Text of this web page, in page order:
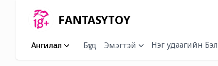
FANTASYTOY
Ангилал Бүгд Эмэгтэй Нэг удаагийн